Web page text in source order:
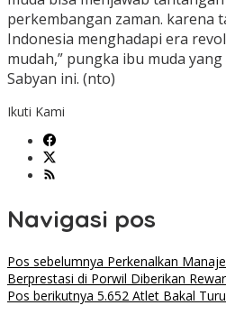
perkembangan zaman. karena
Indonesia menghadapi era
mudah,” pungka ibu muda
Sabyan ini. (nto)
Ikuti Kami
Navigasi pos
Pos sebelumnya Perkenalkan
Berprestasi di Porwil Diberikan
Pos berikutnya 5.652 Atlet Bakal